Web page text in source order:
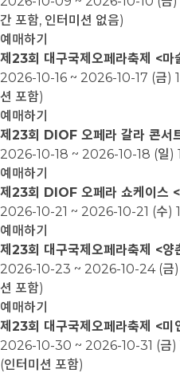
간 포함, 인터미션 없음)
예매하기
제23회 대구국제오페라축제 <마
2026-10-16 ~ 2026-10-17 (금)
션 포함)
예매하기
제23회 DIOF 오페라 갈라 콘
2026-10-18 ~ 2026-10-18 (일)
예매하기
제23회 DIOF 오페라 쇼케이스
2026-10-21 ~ 2026-10-21 (수)
예매하기
제23회 대구국제오페라축제 <양
2026-10-23 ~ 2026-10-24 (금
션 포함)
예매하기
제23회 대구국제오페라축제 <미
2026-10-30 ~ 2026-10-31 (금
(인터미션 포함)